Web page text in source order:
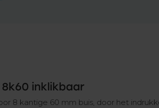
inklikbaar
8 kantige 60 mm buis, door het